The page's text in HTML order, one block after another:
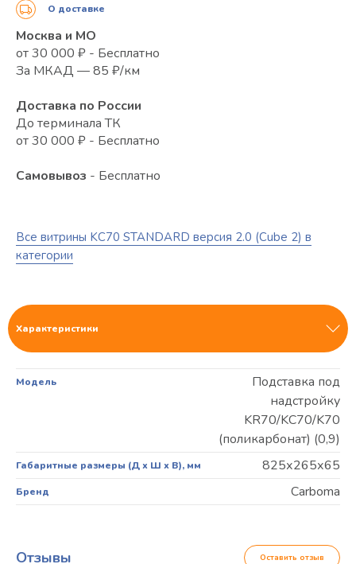
Все витрины KC70 STANDARD версия 2.0 (Cube 2) в
категории
О доставке
Москва и МО
от 30 000 ₽ - Бесплатно
За МКАД — 85 ₽/км
Доставка по России
До терминала ТК
от 30 000 ₽ - Бесплатно
Самовывоз - Бесплатно
Характеристики
Модель
Подставка под
надстройку
KR70/KC70/K70
(поликарбонат) (0,9)
Габаритные размеры (Д х Ш х В), мм 825х265х65
Бренд Carboma
Отзывы Оставить отзыв